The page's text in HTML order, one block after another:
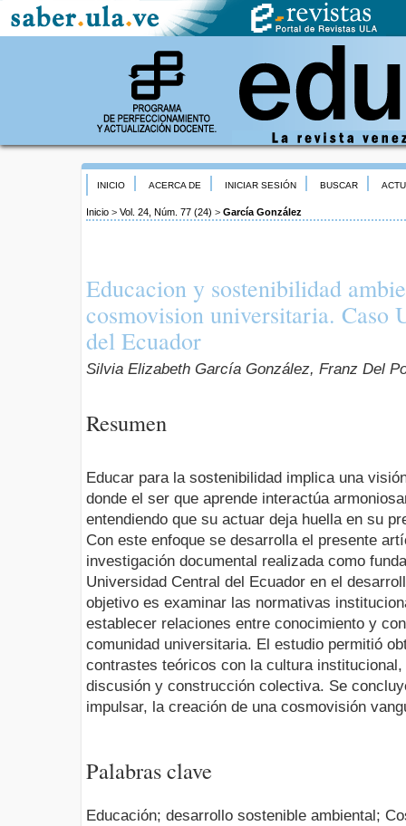
INICIO ACERCA DE INICIAR SESIÓN BUSCAR
Inicio > Vol. 24, Núm. 77 (24) > García González
Educacion y sostenibilidad
cosmovision universitaria. Caso
del Ecuador
Silvia Elizabeth García González, Franz Del
Resumen
Educar para la sostenibilidad implica una
donde el ser que aprende interactúa
entendiendo que su actuar deja huella en su
Con este enfoque se desarrolla el presente
investigación documental realizada como
Universidad Central del Ecuador en el
objetivo es examinar las normativas
establecer relaciones entre conocimiento y
comunidad universitaria. El estudio permitió
contrastes teóricos con la cultura
discusión y construcción colectiva. Se
impulsar, la creación de una cosmovisión
Palabras clave
Educación; desarrollo sostenible ambiental;